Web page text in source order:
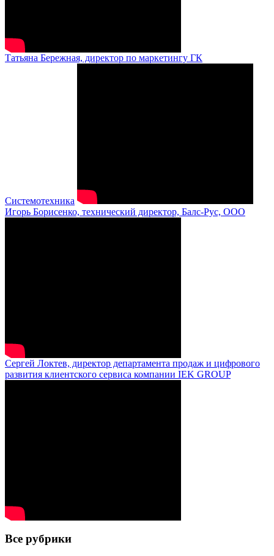
Татьяна Бережная, директор по маркетингу ГК
Системотехника
Игорь Борисенко, технический директор, Балс-Рус, ООО
Сергей Локтев, директор департамента продаж и цифрового
развития клиентского сервиса компании IEK GROUP
Все рубрики